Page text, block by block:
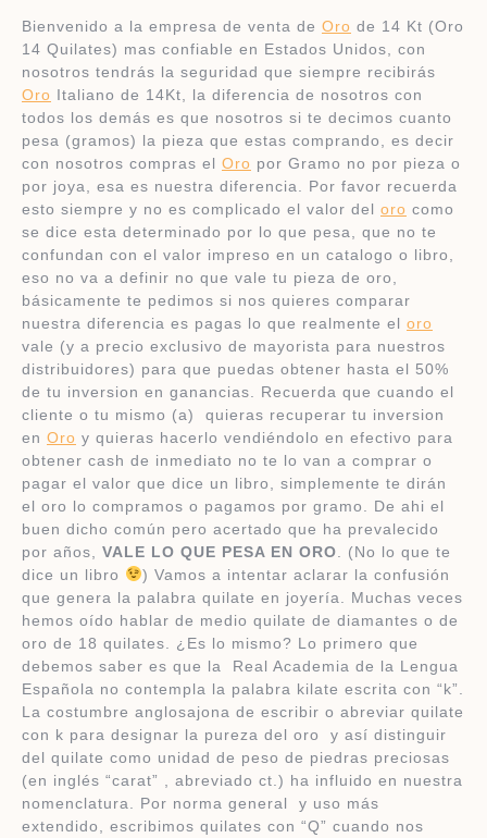
Bienvenido a la empresa de venta de Oro de 14 Kt (Oro
14 Quilates) mas confiable en Estados Unidos, con
nosotros tendrás la seguridad que siempre recibirás
Oro Italiano de 14Kt, la diferencia de nosotros con
todos los demás es que nosotros si te decimos cuanto
pesa (gramos) la pieza que estas comprando, es decir
con nosotros compras el Oro por Gramo no por pieza o
por joya, esa es nuestra diferencia. Por favor recuerda
esto siempre y no es complicado el valor del oro como
se dice esta determinado por lo que pesa, que no te
confundan con el valor impreso en un catalogo o libro,
eso no va a definir no que vale tu pieza de oro,
básicamente te pedimos si nos quieres comparar
nuestra diferencia es pagas lo que realmente el oro
vale (y a precio exclusivo de mayorista para nuestros
distribuidores) para que puedas obtener hasta el 50%
de tu inversion en ganancias. Recuerda que cuando el
cliente o tu mismo (a) quieras recuperar tu inversion
en Oro y quieras hacerlo vendiéndolo en efectivo para
obtener cash de inmediato no te lo van a comprar o
pagar el valor que dice un libro, simplemente te dirán
el oro lo compramos o pagamos por gramo. De ahi el
buen dicho común pero acertado que ha prevalecido
por años, VALE LO QUE PESA EN ORO . (No lo que te
dice un libro
) Vamos a intentar aclarar la confusión
que genera la palabra quilate en joyería. Muchas veces
hemos oído hablar de medio quilate de diamantes o de
oro de 18 quilates. ¿Es lo mismo? Lo primero que
debemos saber es que la Real Academia de la Lengua
Española no contempla la palabra kilate escrita con “k”.
La costumbre anglosajona de escribir o abreviar quilate
con k para designar la pureza del oro y así distinguir
del quilate como unidad de peso de piedras preciosas
(en inglés “carat” , abreviado ct.) ha influido en nuestra
nomenclatura. Por norma general y uso más
extendido, escribimos quilates con “Q” cuando nos